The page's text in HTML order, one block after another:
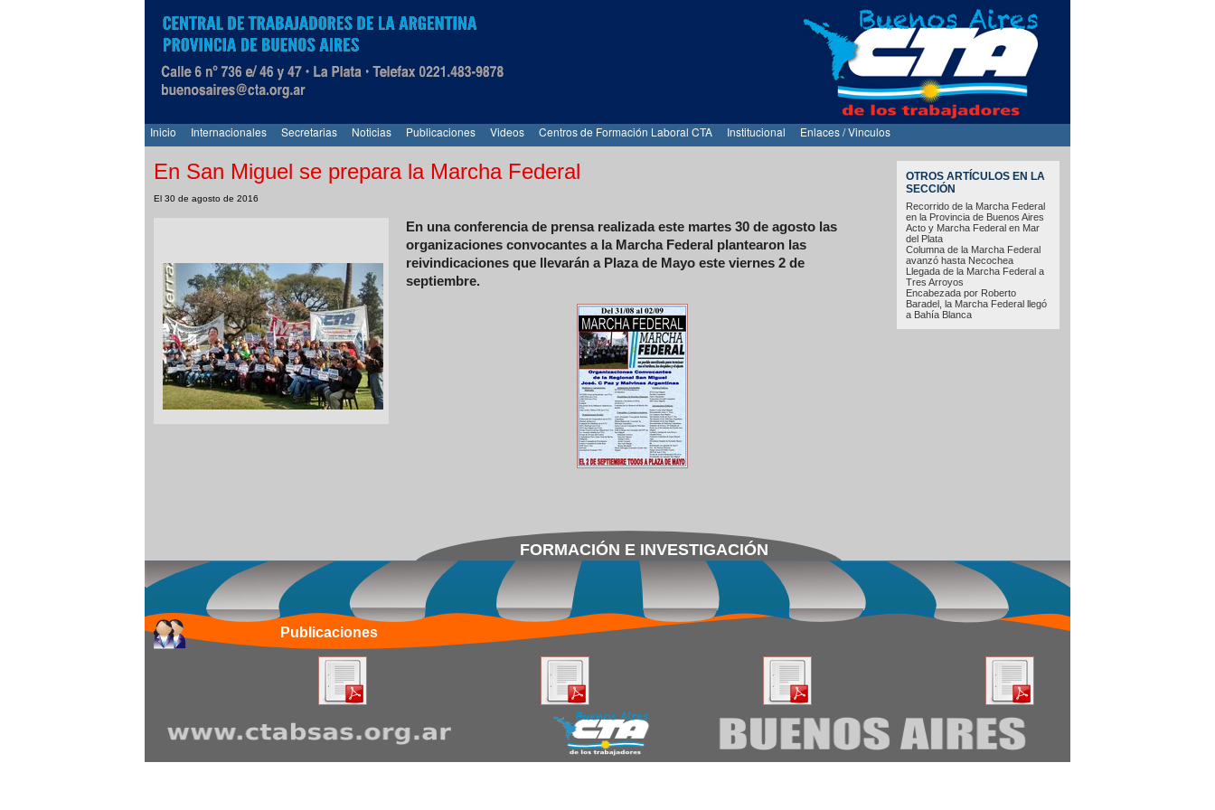
Inicio Internacionales Secretarias Noticias Publicaciones Videos Centros de Formación Laboral CTA Institucional Enlaces / Vinculos
OTROS ARTÍCULOS EN LA
SECCIÓN
Recorrido de la Marcha Federal
en la Provincia de Buenos Aires
Acto y Marcha Federal en Mar
del Plata
Columna de la Marcha Federal
avanzó hasta Necochea
Llegada de la Marcha Federal a
Tres Arroyos
Encabezada por Roberto
Baradel, la Marcha Federal llegó
a Bahía Blanca
En San Miguel se prepara la Marcha Federal
El 30 de agosto de 2016
En una conferencia de prensa realizada este martes 30 de agosto las
organizaciones convocantes a la Marcha Federal plantearon las
reivindicaciones que llevarán a Plaza de Mayo este viernes 2 de
septiembre.
FORMACIÓN E INVESTIGACIÓN
Publicaciones